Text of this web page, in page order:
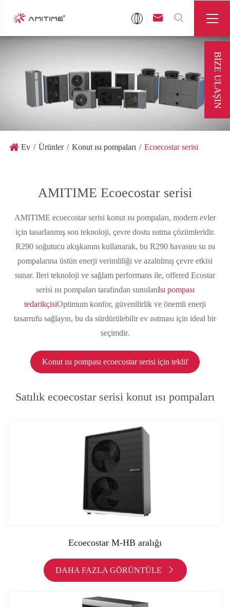
 

Ev Ürünler Konut ısı pompaları Ecoecostar serisi
AMITIME Ecoecostar serisi
AMITIME ecoecostar serisi konut ısı pompaları, modern evler
için tasarlanmış son teknoloji, çevre dostu ısıtma çözümleridir.
R290 soğutucu akışkanını kullanarak, bu R290 havasını su ısı
pompalarına üstün enerji verimliliği ve azaltılmış çevre etkisi
sunar. Ileri teknoloji ve sağlam performans ile, offered Ecostar
serisi ısı pompaları tarafından sunulanIsı pompası
tedarikçisiOptimum konfor, güvenilirlik ve önemli enerji
tasarrufu sağlayın, bu da sürdürülebilir ev ısıtması için ideal bir
seçimdir.
Konut ısı pompası ecoecostar serisi için teklif
Satılık ecoecostar serisi konut ısı pompaları
Ecoecostar M-HB aralığı
DAHA FAZLA GÖRÜNTÜLE 
BIZE ULAŞIN